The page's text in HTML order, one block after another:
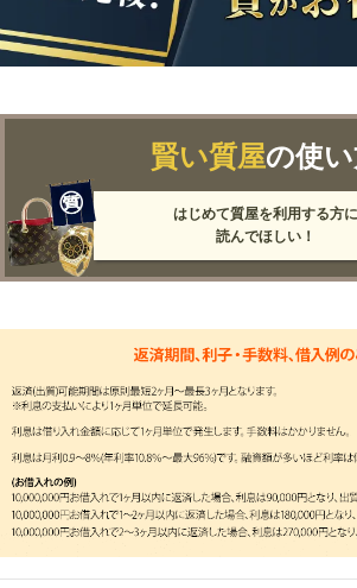
賢い質屋の使
はじめて質屋を利用する方に
読んでほしい！